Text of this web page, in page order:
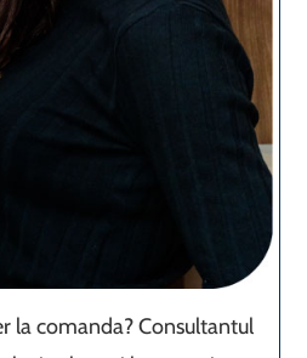
la comanda? Consultantul